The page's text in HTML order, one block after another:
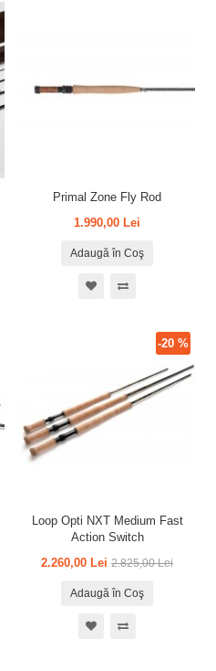
Primal Zone Fly Rod
1.990,00 Lei
Adaugă în Coş
Loop Opti NXT Medium Fast
Action Switch
2.260,00 Lei 2.825,00 Lei
-20 %
Adaugă în Coş